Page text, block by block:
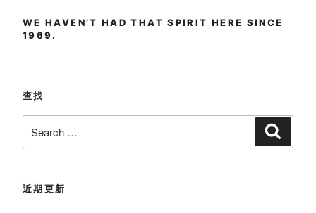
WE HAVEN’T HAD THAT SPIRIT HERE SINCE
1969.
查找
for:
近期更新